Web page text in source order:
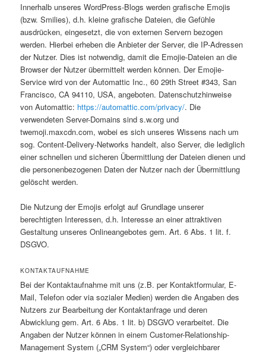
Innerhalb unseres WordPress-Blogs werden grafische Emojis
(bzw. Smilies), d.h. kleine grafische Dateien, die Gefühle
ausdrücken, eingesetzt, die von externen Servern bezogen
werden. Hierbei erheben die Anbieter der Server, die IP-Adressen
der Nutzer. Dies ist notwendig, damit die Emojie-Dateien an die
Browser der Nutzer übermittelt werden können. Der Emojie-
Service wird von der Automattic Inc., 60 29th Street #343, San
Francisco, CA 94110, USA, angeboten. Datenschutzhinweise
von Automattic: https://automattic.com/privacy/. Die
verwendeten Server-Domains sind s.w.org und
twemoji.maxcdn.com, wobei es sich unseres Wissens nach um
sog. Content-Delivery-Networks handelt, also Server, die lediglich
einer schnellen und sicheren Übermittlung der Dateien dienen und
die personenbezogenen Daten der Nutzer nach der Übermittlung
gelöscht werden.
Die Nutzung der Emojis erfolgt auf Grundlage unserer
berechtigten Interessen, d.h. Interesse an einer attraktiven
Gestaltung unseres Onlineangebotes gem. Art. 6 Abs. 1 lit. f.
DSGVO.
KONTAKTAUFNAHME
Bei der Kontaktaufnahme mit uns (z.B. per Kontaktformular, E-
Mail, Telefon oder via sozialer Medien) werden die Angaben des
Nutzers zur Bearbeitung der Kontaktanfrage und deren
Abwicklung gem. Art. 6 Abs. 1 lit. b) DSGVO verarbeitet. Die
Angaben der Nutzer können in einem Customer-Relationship-
Management System („CRM System“) oder vergleichbarer